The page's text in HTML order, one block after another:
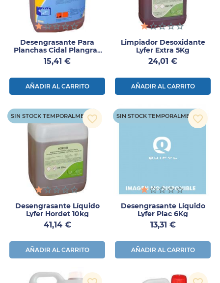
Desengrasante Para
Planchas Cidal Plangras
6Kg
Precio
15,41 €
AÑADIR AL CARRITO
Limpiador Desoxidante
Lyfer Extra 5Kg
Precio
24,01 €
AÑADIR AL CARRITO
Desengrasante Líquido
Lyfer Hordet 10kg
Precio
41,14 €
AÑADIR AL CARRITO
SIN STOCK TEMPORALMENTE
favorite_border
Desengrasante Líquido
Lyfer Plac 6Kg
Precio
13,31 €
AÑADIR AL CARRITO
SIN STOCK TEMPORALMENTE
favorite_border